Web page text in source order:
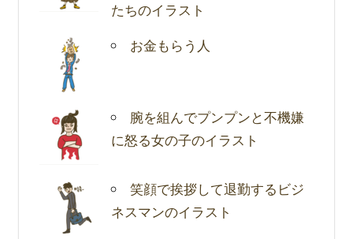
たちのイラスト
お金もらう人
腕を組んでプンプンと不機嫌
に怒る女の子のイラスト
笑顔で挨拶して退勤するビジ
ネスマンのイラスト